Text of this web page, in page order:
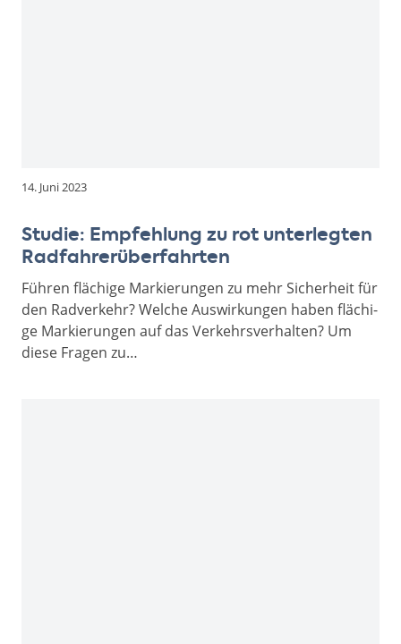
14. Juni 2023
Studie: Empfehlung zu rot unterlegten
Radfahrerüberfahrten
Füh­ren flä­chi­ge Mar­kie­run­gen zu mehr Sicher­heit für
den Rad­ver­kehr? Wel­che Aus­wir­kun­gen haben flä­chi­
ge Mar­kie­run­gen auf das Ver­kehrs­ver­hal­ten? Um
diese Fragen zu…